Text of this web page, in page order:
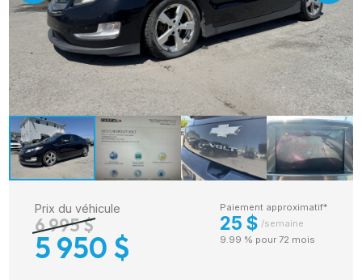
Prix du véhicule
6 995 $
5 950 $
Paiement approximatif*
25 $ /semaine
9.99 % pour 72 mois